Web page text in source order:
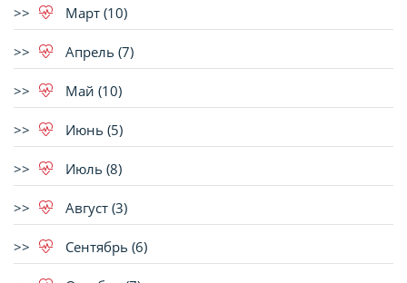
Март (10)
Апрель (7)
Май (10)
Июнь (5)
Июль (8)
Август (3)
Сентябрь (6)